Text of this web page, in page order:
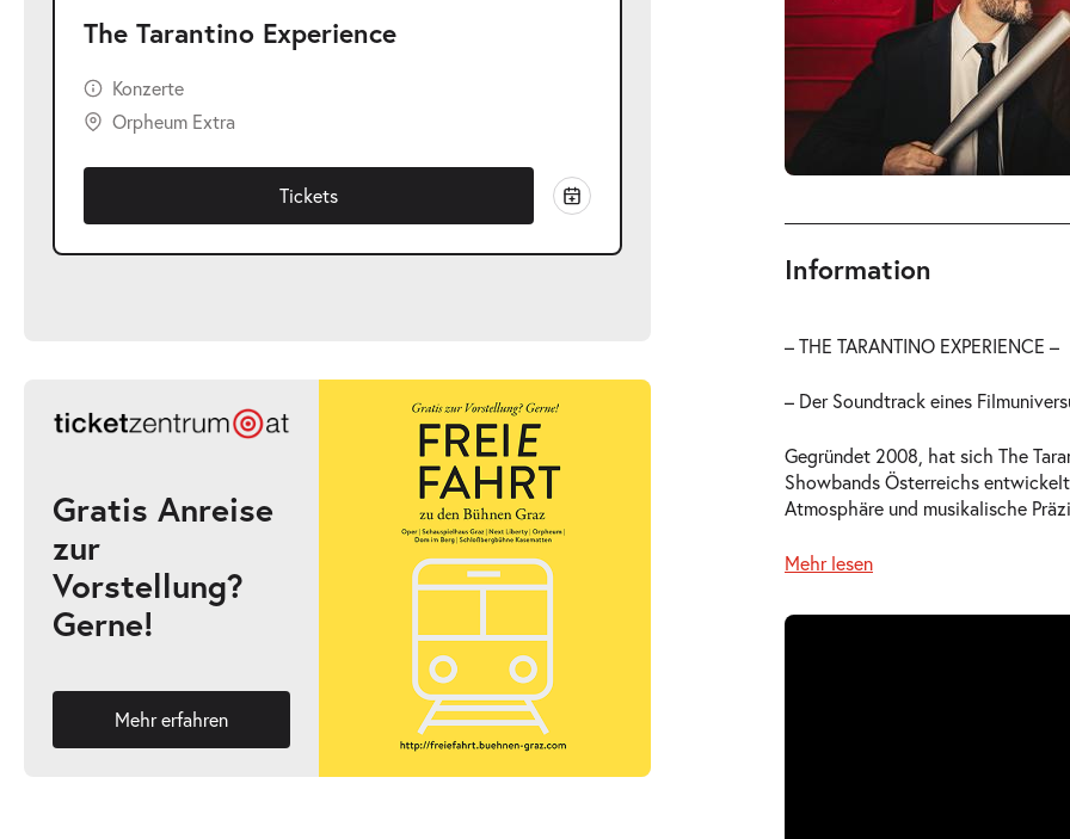
The Tarantino Experience
Konzerte
Orpheum Extra
Tickets
Gratis Anreise
zur
Vorstellung?
Gerne!
Mehr erfahren
Information
– THE TARANTINO EXPERIENCE –
– Der Soundtrack eines
Gegründet 2008, hat sich The
Showbands Österreichs
Atmosphäre und musikalische
Mehr lesen